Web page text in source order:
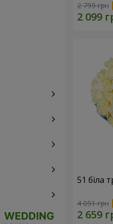
2 799 грн
51 біла
4 091 грн